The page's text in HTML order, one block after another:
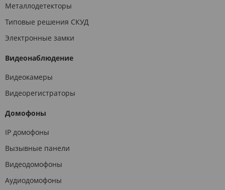
Металлодетекторы
Типовые решения СКУД
Электронные замки
Видеонаблюдение
Видеокамеры
Видеорегистраторы
Домофоны
IP домофоны
Вызывные панели
Видеодомофоны
Аудиодомофоны